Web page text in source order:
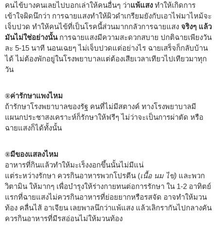
คนไข้บางคนเลยไปบอกเล่าให้คนอื่นๆ ว่าแพ้แสง ทำให้เกิดการ
เข้าใจผิดนึกว่า การฉายแสงทำให้ผิวดำเกรียมยังกับเอาไฟมาไหม้จะ
เจ็บปวด ทำให้คนไข้ที่เป็นโรคนี้ส่วนมากกลัวการฉายแสง จริงๆ แล้ว
มันไม่ใช่อย่างนั้น การฉายแสงมีความสะดวกสบาย ปกติฉายเพียงวัน
ละ 5-15 นาที นอนเฉยๆ ไม่เจ็บปวดแต่อย่างไร ฉายเสร็จก็กลับบ้าน
ได้ ไม่ต้องพักอยู่ในโรงพยาบาลแต่ต้องเสียเวลาเทียวไปเทียวมาทุก
วัน
®ค่ารักษาแพงไหม
ถ้ารักษาโรงพยาบาลของรัฐ คนที่ไม่มีสตางค์ ทางโรงพยาบาลมี
แผนกประชาสงเคราะห์ก็รักษาให้ฟรีๆ ไม่ว่าจะเป็นการผ่าตัด หรือ
ฉายแสงก็ได้ทั้งนั้น
®มีของแสลงไหม
อาหารที่กินแล้วทำให้มะเร็งงอกขึ้นนั้นไม่มีแน่
แต่ระหว่างรักษา ควรกินอาหารพวกโปรตีน (เนื้อ นม ไข่) และพวก
วิตามิน ให้มากๆ เพื่อบำรุงให้ร่างกายทนต่อการรักษา ใน 1-2 อาทิตย์
แรกที่ฉายแสงไม่ควรกินอาหารที่ย่อยยากหรือรสจัด อาจทำให้มวน
ท้อง คลื่นไส้ อาเจียน เลยพาลนึกว่าแพ้แสง แล้วเลิกรากันไปกลางคัน
ควรกินอาหารที่มีรสอ่อนไม่ให้มวนท้อง